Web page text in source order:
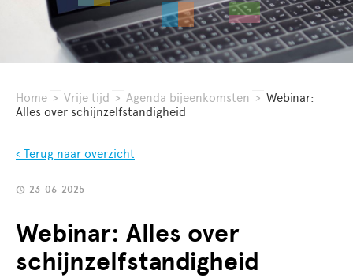
Home > Vrije tijd > Agenda bijeenkomsten > Webinar:
Alles over schijnzelfstandigheid
‹ Terug naar overzicht
23-06-2025
Webinar: Alles over
schijnzelfstandigheid